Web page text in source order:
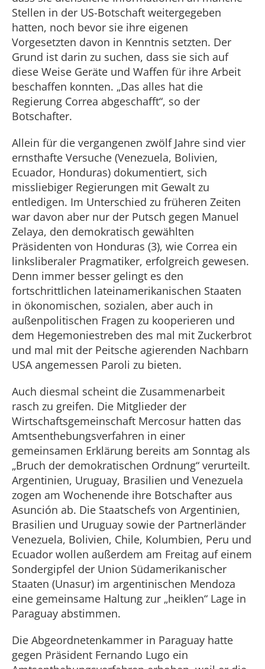
Stellen in der US-Botschaft weitergegeben
hatten, noch bevor sie ihre eigenen
Vorgesetzten davon in Kenntnis setzten. Der
Grund ist darin zu suchen, dass sie sich auf
diese Weise Geräte und Waffen für ihre Arbeit
beschaffen konnten. „Das alles hat die
Regierung Correa abgeschafft“, so der
Botschafter.
Allein für die vergangenen zwölf Jahre sind vier
ernsthafte Versuche (Venezuela, Bolivien,
Ecuador, Honduras) dokumentiert, sich
missliebiger Regierungen mit Gewalt zu
entledigen. Im Unterschied zu früheren Zeiten
war davon aber nur der Putsch gegen Manuel
Zelaya, den demokratisch gewählten
Präsidenten von Honduras (3), wie Correa ein
linksliberaler Pragmatiker, erfolgreich gewesen.
Denn immer besser gelingt es den
fortschrittlichen lateinamerikanischen Staaten
in ökonomischen, sozialen, aber auch in
außenpolitischen Fragen zu kooperieren und
dem Hegemoniestreben des mal mit Zuckerbrot
und mal mit der Peitsche agierenden Nachbarn
USA angemessen Paroli zu bieten.
Auch diesmal scheint die Zusammenarbeit
rasch zu greifen. Die Mitglieder der
Wirtschaftsgemeinschaft Mercosur hatten das
Amtsenthebungsverfahren in einer
gemeinsamen Erklärung bereits am Sonntag als
„Bruch der demokratischen Ordnung“ verurteilt.
Argentinien, Uruguay, Brasilien und Venezuela
zogen am Wochenende ihre Botschafter aus
Asunción ab. Die Staatschefs von Argentinien,
Brasilien und Uruguay sowie der Partnerländer
Venezuela, Bolivien, Chile, Kolumbien, Peru und
Ecuador wollen außerdem am Freitag auf einem
Sondergipfel der Union Südamerikanischer
Staaten (Unasur) im argentinischen Mendoza
eine gemeinsame Haltung zur „heiklen“ Lage in
Paraguay abstimmen.
Die Abgeordnetenkammer in Paraguay hatte
gegen Präsident Fernando Lugo ein